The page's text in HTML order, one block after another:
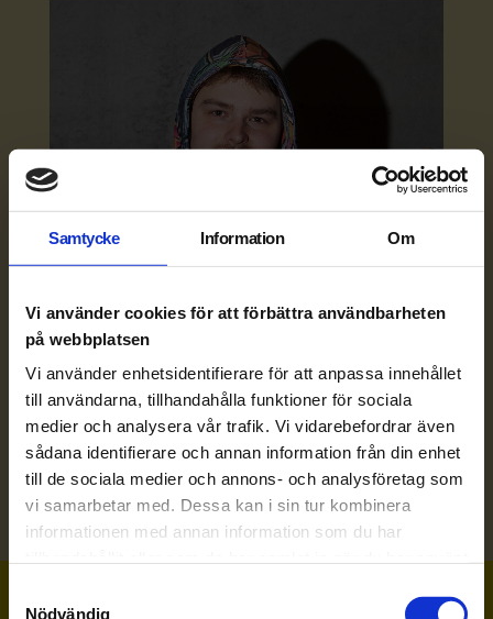
Samtycke Information Om
Vi använder cookies för att förbättra användbarheten
på webbplatsen
Vi använder enhetsidentifierare för att anpassa innehållet
till användarna, tillhandahålla funktioner för sociala
medier och analysera vår trafik. Vi vidarebefordrar även
sådana identifierare och annan information från din enhet
till de sociala medier och annons- och analysföretag som
vi samarbetar med. Dessa kan i sin tur kombinera
informationen med annan information som du har
Nödvändig